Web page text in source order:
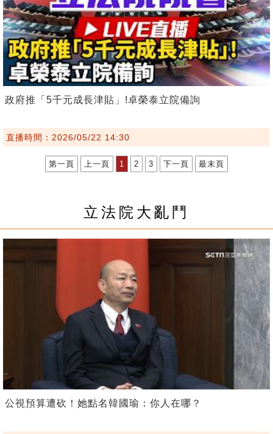
政府推「5千元成長津貼」!卓榮泰立院備詢
直播時間：2026/05/22 14:30
第一頁 上一頁 1 2 3 下一頁 最末頁
立法院大亂鬥
公視預算遭砍！她點名韓國瑜：你人在哪？